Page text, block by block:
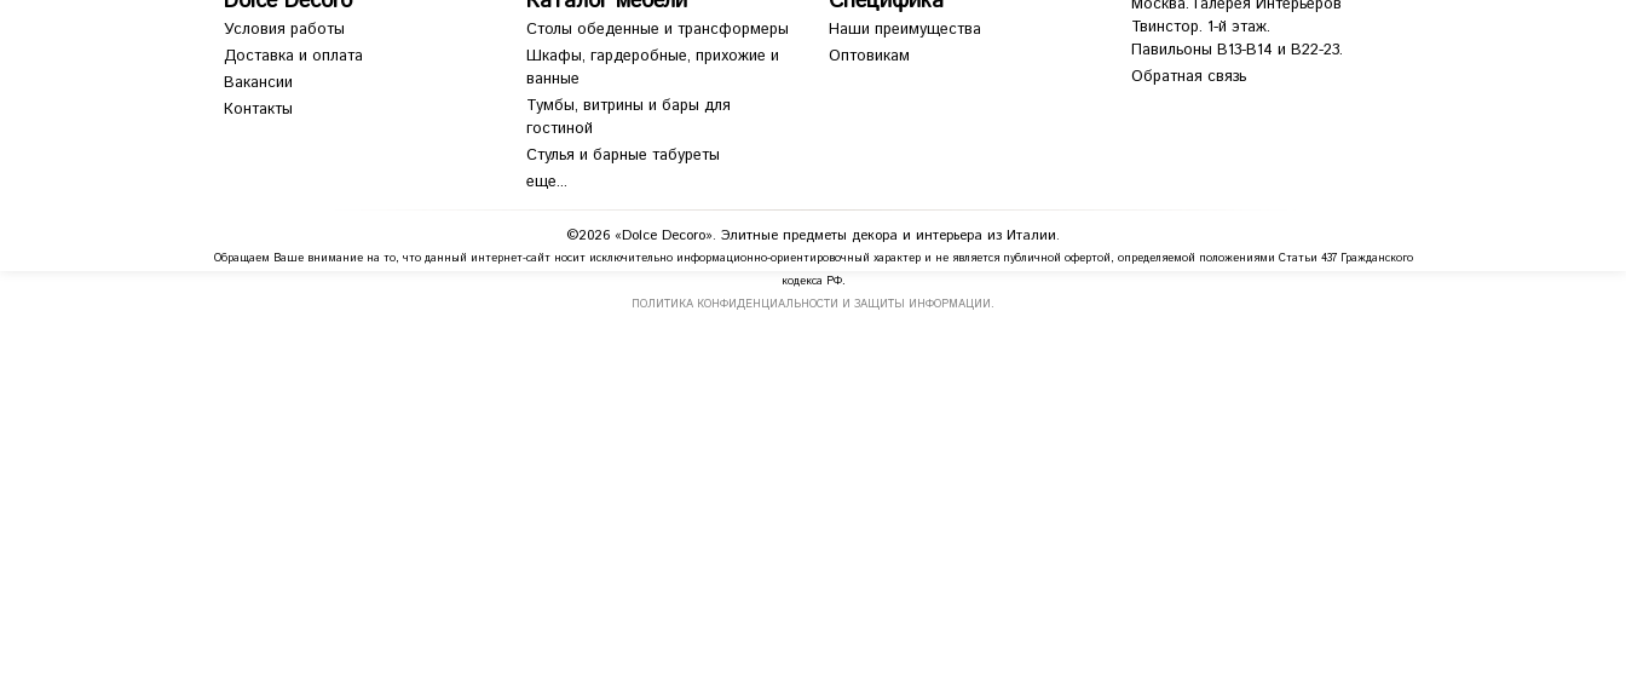
Условия работы
Доставка и оплата
Вакансии
Контакты
Столы обеденные и трансформеры
Шкафы, гардеробные, прихожие и
ванные
Тумбы, витрины и бары для
гостиной
Стулья и барные табуреты
еще...
Наши преимущества
Оптовикам
Твинстор. 1-й этаж.
Павильоны B13-B14 и В22-23.
Обратная связь
©2026 «Dolce Decoro». Элитные предметы декора и интерьера из Италии.
Обращаем Ваше внимание на то, что данный интернет-сайт носит исключительно информационно-ориентировочный характер и не является публичной офертой, определяемой положениями Статьи 437 Гражданского
кодекса РФ.
ПОЛИТИКА КОНФИДЕНЦИАЛЬНОСТИ И ЗАЩИТЫ ИНФОРМАЦИИ.